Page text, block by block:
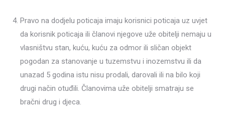
Pravo na dodjelu poticaja imaju korisnici poticaja uz uvjet
da korisnik poticaja ili članovi njegove uže obitelji nemaju u
vlasništvu stan, kuću, kuću za odmor ili sličan objekt
pogodan za stanovanje u tuzemstvu i inozemstvu ili da
unazad 5 godina istu nisu prodali, darovali ili na bilo koji
drugi način otuđili. Članovima uže obitelji smatraju se
bračni drug i djeca.